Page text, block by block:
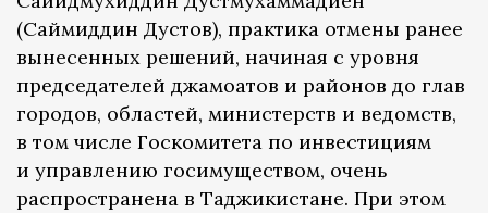
(Саймиддин Дустов), практика отмены ранее
вынесенных решений, начиная с уровня
председателей джамоатов и районов до глав
городов, областей, министерств и ведомств,
в том числе Госкомитета по инвестициям
и управлению госимуществом, очень
распространена в Таджикистане. При этом